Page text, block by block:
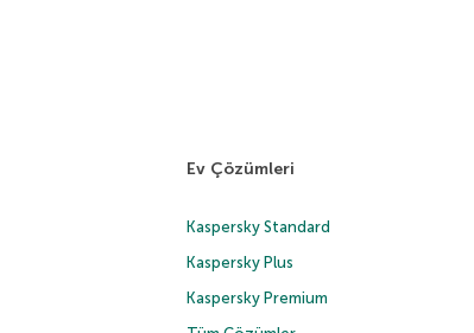
Ev Çözümleri
Kaspersky Standard
Kaspersky Plus
Kaspersky Premium